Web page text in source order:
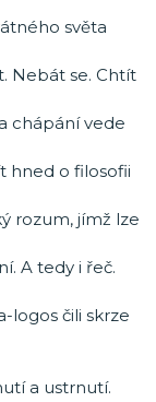
světa
Nebát se. Chtít
chápání vede
hned o filosofii
rozum, jímž lze
A tedy i řeč.
logos čili skrze
a ustrnutí.